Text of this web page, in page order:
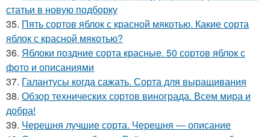
статьи в новую подборку
35. Пять сортов яблок с красной мякотью. Какие сорта
яблок с красной мякотью?
36. Яблоки поздние сорта красные. 50 сортов яблок с
фото и описаниями
37. Галантусы когда сажать. Сорта для выращивания
38. Обзор технических сортов винограда. Всем мира и
добра!
39. Черешня лучшие сорта. Черешня — описание